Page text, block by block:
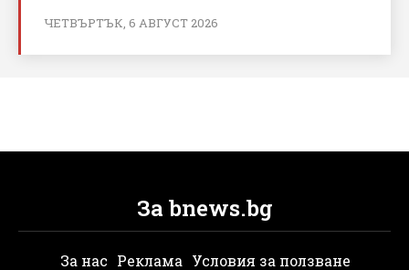
ЧЕТВЪРТЪК, 6 АВГУСТ 2026
За bnews.bg
За нас Реклама Условия за ползване